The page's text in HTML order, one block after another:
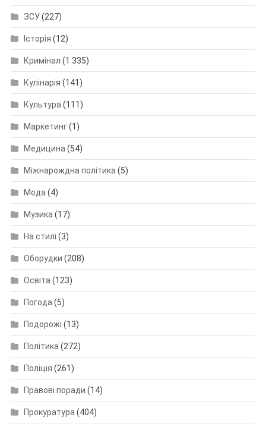
ЗСУ(227)
Історія (12)
Кримінал (1 335)
Кулінарія (141)
Культура (111)
Маркетинг(1)
Медицина (54)
Міжнарождна політика (5)
Мода (4)
Музика (17)
На стилі (3)
Оборудки (208)
Освіта (123)
Погода (5)
Подорожі (13)
Політика (272)
Поліція (261)
Правові поради (14)
Прокуратура (404)